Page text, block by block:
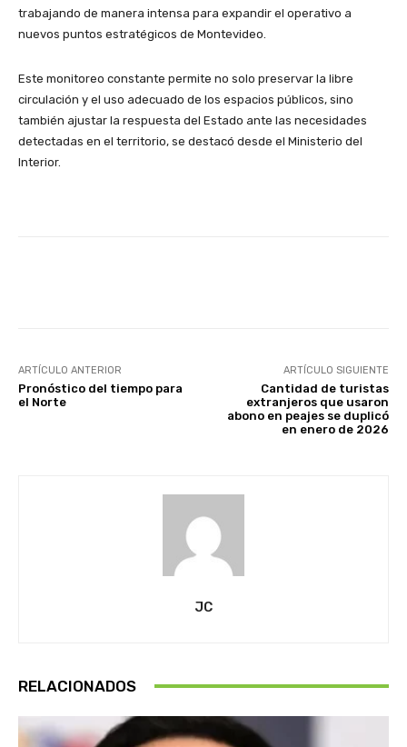
trabajando de manera intensa para expandir el operativo a
nuevos puntos estratégicos de Montevideo.
Este monitoreo constante permite no solo preservar la libre
circulación y el uso adecuado de los espacios públicos, sino
también ajustar la respuesta del Estado ante las necesidades
detectadas en el territorio, se destacó desde el Ministerio del
Interior.
ARTÍCULO ANTERIOR
Pronóstico del tiempo para
el Norte
ARTÍCULO SIGUIENTE
Cantidad de turistas
extranjeros que usaron
abono en peajes se duplicó
en enero de 2026
JC
RELACIONADOS